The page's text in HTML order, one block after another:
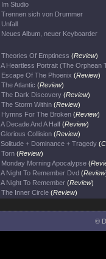
Im Studio
Trennen sich von Drummer
Unfall
Neues Album, neuer Keyboarder
Theories Of Emptiness (Review)
A Heartless Portrait (The Orphean
Escape Of The Phoenix (Review)
The Atlantic (Review)
The Dark Discovery (Review)
The Storm Within (Review)
Hymns For The Broken (Review)
A Decade And A Half (Review)
Glorious Collision (Review)
Solitude + Dominance + Tragedy (
Torn (Review)
Monday Morning Apocalypse (
A Night To Remember Dvd (Review
A Night To Remember (Review)
The Inner Circle (Review)
©